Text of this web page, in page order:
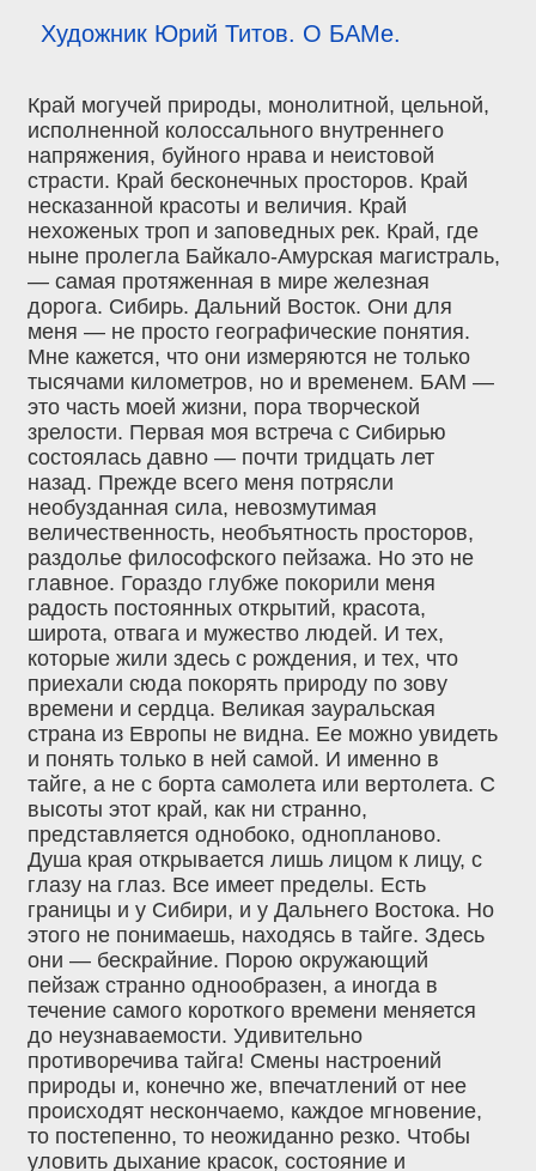
Художник Юрий Титов. О БАМе.
Край могучей природы, монолитной, цельной,
исполненной колоссального внутреннего
напряжения, буйного нрава и неистовой
страсти. Край бесконечных просторов. Край
несказанной красоты и величия. Край
нехоженых троп и заповедных рек. Край, где
ныне пролегла Байкало-Амурская магистраль,
— самая протяженная в мире железная
дорога. Сибирь. Дальний Восток. Они для
меня — не просто географические понятия.
Мне кажется, что они измеряются не только
тысячами километров, но и временем. БАМ —
это часть моей жизни, пора творческой
зрелости. Первая моя встреча с Сибирью
состоялась давно — почти тридцать лет
назад. Прежде всего меня потрясли
необузданная сила, невозмутимая
величественность, необъятность просторов,
раздолье философского пейзажа. Но это не
главное. Гораздо глубже покорили меня
радость постоянных открытий, красота,
широта, отвага и мужество людей. И тех,
которые жили здесь с рождения, и тех, что
приехали сюда покорять природу по зову
времени и сердца. Великая зауральская
страна из Европы не видна. Ее можно увидеть
и понять только в ней самой. И именно в
тайге, а не с борта самолета или вертолета. С
высоты этот край, как ни странно,
представляется однобоко, однопланово.
Душа края открывается лишь лицом к лицу, с
глазу на глаз. Все имеет пределы. Есть
границы и у Сибири, и у Дальнего Востока. Но
этого не понимаешь, находясь в тайге. Здесь
они — бескрайние. Порою окружающий
пейзаж странно однообразен, а иногда в
течение самого короткого времени меняется
до неузнаваемости. Удивительно
противоречива тайга! Смены настроений
природы и, конечно же, впечатлений от нее
происходят нескончаемо, каждое мгновение,
то постепенно, то неожиданно резко. Чтобы
уловить дыхание красок, состояние и